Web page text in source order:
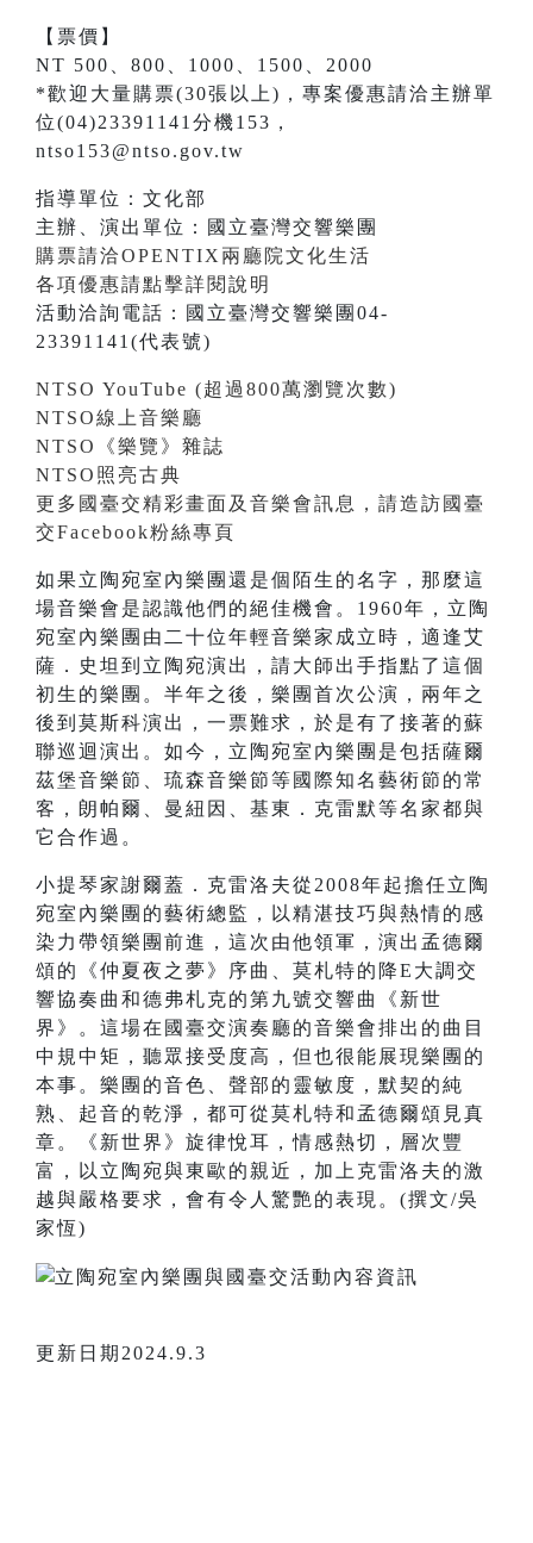
【票價】
NT 500、800、1000、1500、2000
*歡迎大量購票(30張以上)，專案優惠請洽主辦單
位(04)23391141分機153，
ntso153@ntso.gov.tw
指導單位：文化部
主辦、演出單位：國立臺灣交響樂團
購票請洽OPENTIX兩廳院文化生活
各項優惠請點擊詳閱說明
活動洽詢電話：國立臺灣交響樂團04-
23391141(代表號)
NTSO YouTube (超過800萬瀏覽次數)
NTSO線上音樂廳
NTSO《樂覽》雜誌
NTSO照亮古典
更多國臺交精彩畫面及音樂會訊息，請造訪國臺
交Facebook粉絲專頁
如果立陶宛室內樂團還是個陌生的名字，那麼這
場音樂會是認識他們的絕佳機會。1960年，立陶
宛室內樂團由二十位年輕音樂家成立時，適逢艾
薩．史坦到立陶宛演出，請大師出手指點了這個
初生的樂團。半年之後，樂團首次公演，兩年之
後到莫斯科演出，一票難求，於是有了接著的蘇
聯巡迴演出。如今，立陶宛室內樂團是包括薩爾
茲堡音樂節、琉森音樂節等國際知名藝術節的常
客，朗帕爾、曼紐因、基東．克雷默等名家都與
它合作過。
小提琴家謝爾蓋．克雷洛夫從2008年起擔任立陶
宛室內樂團的藝術總監，以精湛技巧與熱情的感
染力帶領樂團前進，這次由他領軍，演出孟德爾
頌的《仲夏夜之夢》序曲、莫札特的降E大調交
響協奏曲和德弗札克的第九號交響曲《新世
界》。這場在國臺交演奏廳的音樂會排出的曲目
中規中矩，聽眾接受度高，但也很能展現樂團的
本事。樂團的音色、聲部的靈敏度，默契的純
熟、起音的乾淨，都可從莫札特和孟德爾頌見真
章。《新世界》旋律悅耳，情感熱切，層次豐
富，以立陶宛與東歐的親近，加上克雷洛夫的激
越與嚴格要求，會有令人驚艷的表現。(撰文/吳
家恆)
更新日期2024.9.3